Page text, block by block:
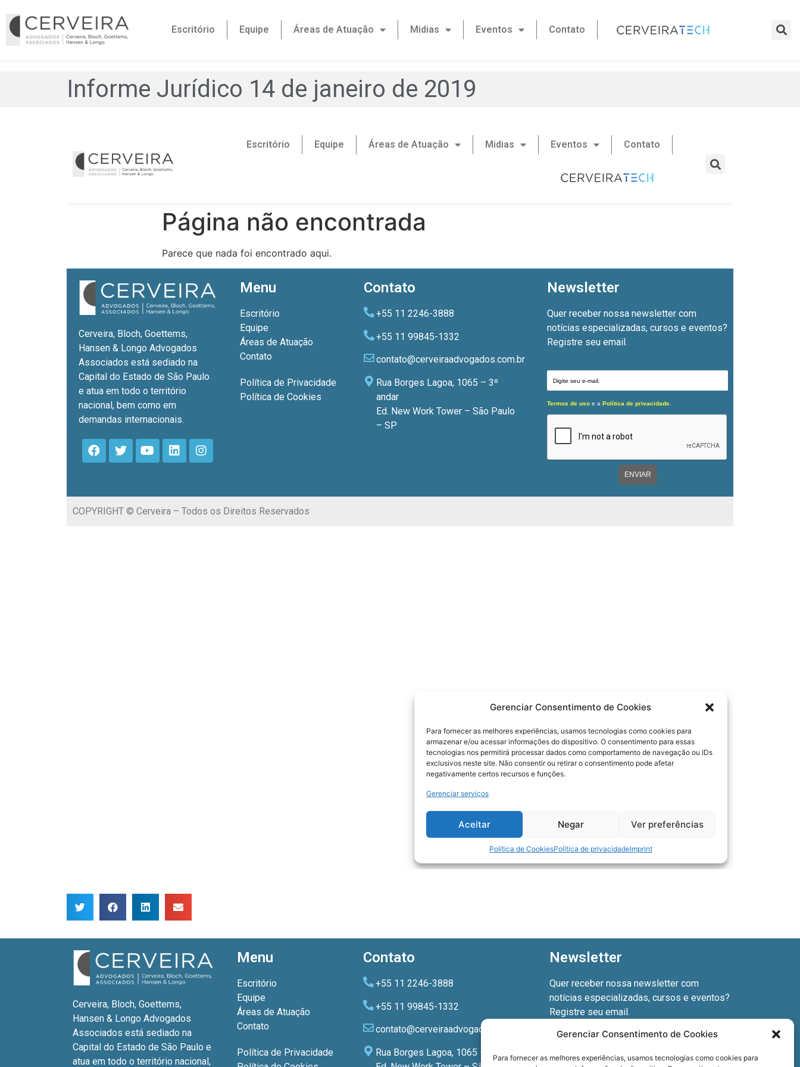
Gerenciar Consentimento de Cookies
Para fornecer as melhores experiências, usamos tecnologias como cookies para
Escritório Equipe Áreas de Atuação Midias Eventos Contato
Informe Jurídico 14 de janeiro de 2019
Cerveira, Bloch, Goettems,
Hansen & Longo Advogados
Associados está sediado na
Capital do Estado de São Paulo e
atua em todo o território nacional,
Menu
Escritório
Equipe
Áreas de Atuação
Contato
Política de Privacidade
Contato
+55 11 2246-3888
+55 11 99845-1332
contato@cerveiraadvogados.com.br
Rua Borges Lagoa, 1065 – 3º andar
Newsletter
Quer receber nossa newsletter com
notícias especializadas, cursos e eventos?
Registre seu email.